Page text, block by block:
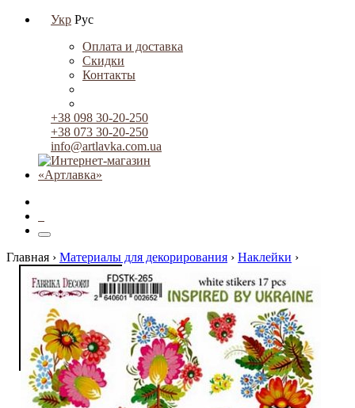
Укр Рус
Оплата и доставка
Скидки
Контакты
+38 098 30-20-250
+38 073 30-20-250
info@artlavka.com.ua
Главная › Материалы для декорирования › Наклейки ›